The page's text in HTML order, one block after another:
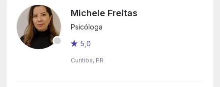
Michele Freitas
Psicóloga
5,0
Curitiba, PR